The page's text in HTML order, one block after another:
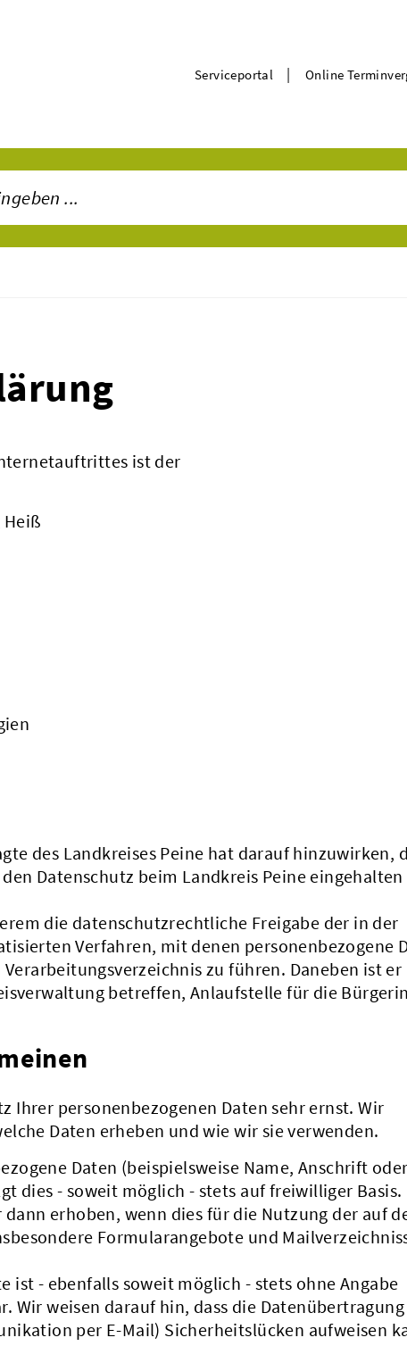
Serviceportal | Online
ist der
des Landkreises Peine hat darauf hinzuwirken,
Datenschutz beim Landkreis Peine eingehalten
die datenschutzrechtliche Freigabe der in der
Verfahren, mit denen personenbezogene
zu führen. Daneben ist er
betreffen, Anlaufstelle für die
Ihrer personenbezogenen Daten sehr ernst. Wir
Daten erheben und wie wir sie verwenden.
Daten (beispielsweise Name, Anschrift
dies - soweit möglich - stets auf freiwilliger Basis.
erhoben, wenn dies für die Nutzung der auf
Formularangebote und
ist - ebenfalls soweit möglich - stets ohne Angabe
Wir weisen darauf hin, dass die
per E-Mail) Sicherheitslücken aufweisen